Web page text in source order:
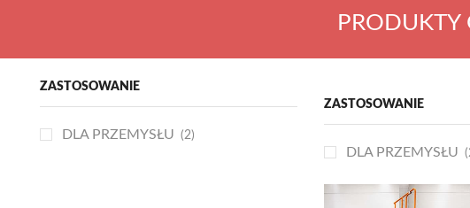
PRODUKTY
ZASTOSOWANIE
DLA PRZEMYSŁU
ZASTOSOWANIE
DLA PRZEMYSŁU (2)